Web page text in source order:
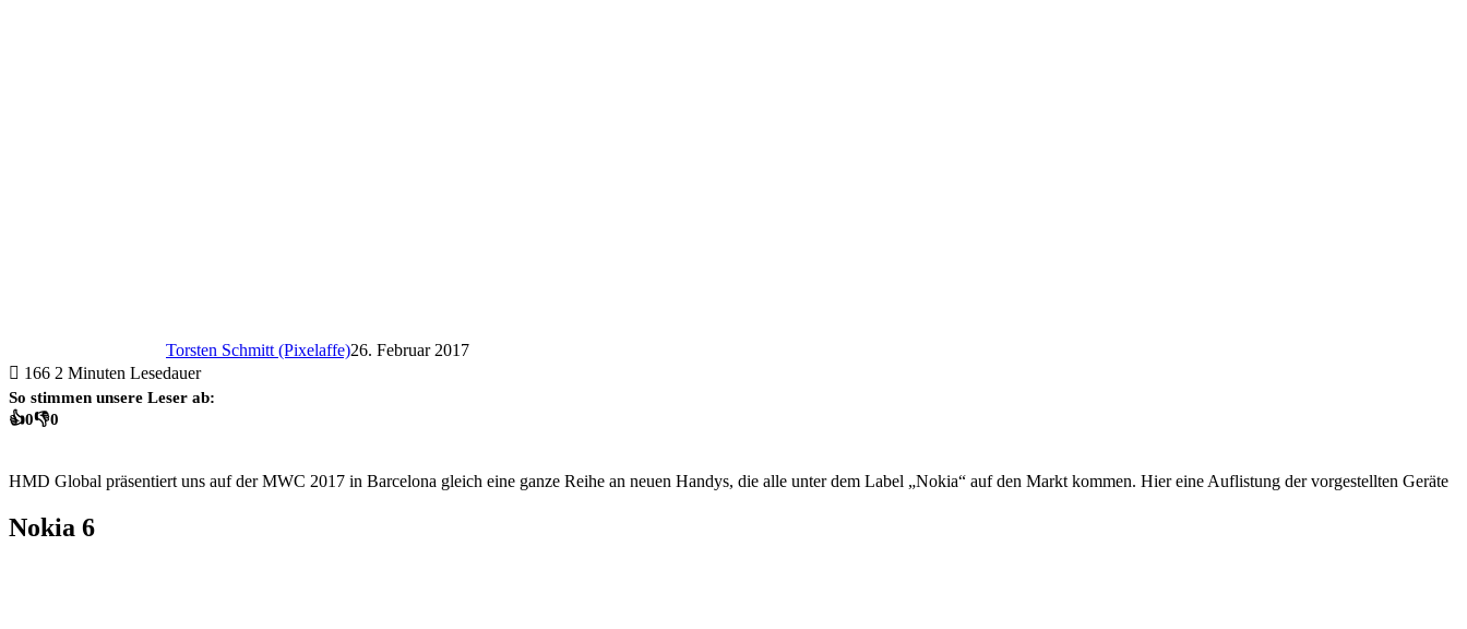
Torsten Schmitt (Pixelaffe)26. Februar 2017
166 2 Minuten Lesedauer
So stimmen unsere Leser ab:
👍0👎0
HMD Global präsentiert uns auf der MWC 2017 in Barcelona gleich eine ganze Reihe an neuen Handys, die alle unter dem Label „Nokia“ auf den Markt kommen. Hier eine Auflistung der vorgestellten Geräte
Nokia 6